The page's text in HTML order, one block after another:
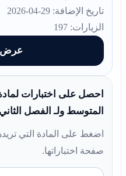
تاريخ الإضافة: 29-04-2026
الزيارات: 197
عرض
احصل على اختبارات
المتوسط ولـ الفصل الثاني
اضغط على المادة التي
صفحة اختباراتها.